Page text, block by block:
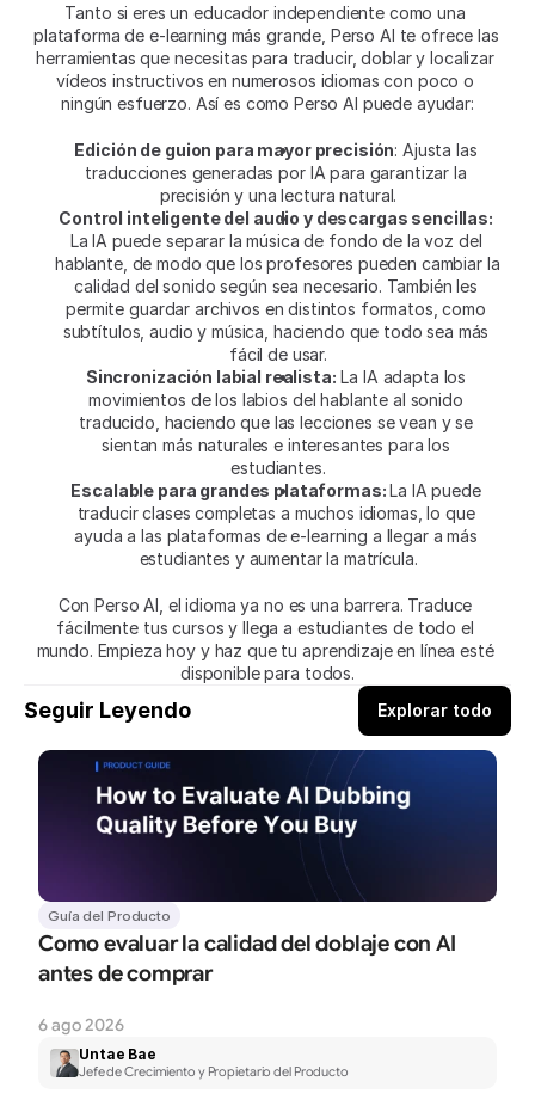
Tanto si eres un educador independiente como una
plataforma de e-learning más grande, Perso AI te ofrece las
herramientas que necesitas para traducir, doblar y localizar
vídeos instructivos en numerosos idiomas con poco o
ningún esfuerzo. Así es como Perso AI puede ayudar:
Edición de guion para mayor precisión: Ajusta las
traducciones generadas por IA para garantizar la
precisión y una lectura natural.
Control inteligente del audio y descargas sencillas:
La IA puede separar la música de fondo de la voz del
hablante, de modo que los profesores pueden cambiar la
calidad del sonido según sea necesario. También les
permite guardar archivos en distintos formatos, como
subtítulos, audio y música, haciendo que todo sea más
fácil de usar.
Sincronización labial realista: La IA adapta los
movimientos de los labios del hablante al sonido
traducido, haciendo que las lecciones se vean y se
sientan más naturales e interesantes para los
estudiantes.
Escalable para grandes plataformas: La IA puede
traducir clases completas a muchos idiomas, lo que
ayuda a las plataformas de e-learning a llegar a más
estudiantes y aumentar la matrícula.
Con Perso AI, el idioma ya no es una barrera. Traduce
fácilmente tus cursos y llega a estudiantes de todo el
mundo. Empieza hoy y haz que tu aprendizaje en línea esté
disponible para todos.
Seguir Leyendo Explorar todo
Guía del Producto
Como evaluar la calidad del doblaje con AI
antes de comprar
6 ago 2026
Untae Bae
Jefe de Crecimiento y Propietario del Producto